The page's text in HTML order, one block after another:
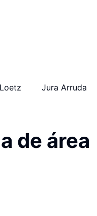
Jura Arruda
de área